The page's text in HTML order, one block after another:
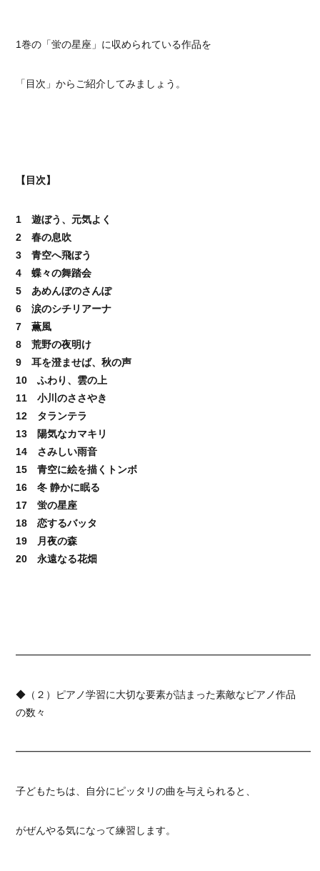
1巻の「蛍の星座」に収められている作品を
「目次」からご紹介してみましょう。
【目次】
1 遊ぼう、元気よく
2 春の息吹
3 青空へ飛ぼう
4 蝶々の舞踏会
5 あめんぼのさんぽ
6 涙のシチリアーナ
7 薫風
8 荒野の夜明け
9 耳を澄ませば、秋の声
10 ふわり、雲の上
11 小川のささやき
12 タランテラ
13 陽気なカマキリ
14 さみしい雨音
15 青空に絵を描くトンボ
16 冬 静かに眠る
17 蛍の星座
18 恋するバッタ
19 月夜の森
20 永遠なる花畑
◆（２）ピアノ学習に大切な要素が詰まった素敵なピアノ作品
の数々
子どもたちは、自分にピッタリの曲を与えられると、
がぜんやる気になって練習します。